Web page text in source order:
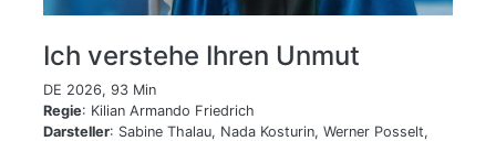
Ich verstehe Ihren Unmut
DE 2026, 93 Min
Regie: Kilian Armando Friedrich
Darsteller: Sabine Thalau, Nada Kosturin, Werner Posselt,